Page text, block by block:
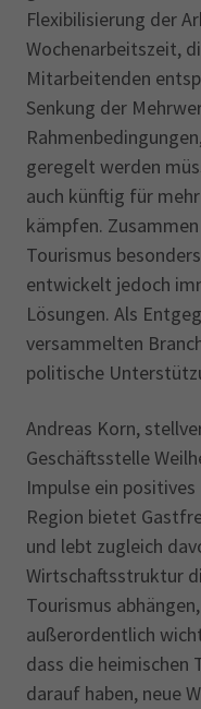
Flexibilisierung der
Wochenarbeitszeit,
Mitarbeitenden
Senkung der
geregelt werden
auch künftig für
kämpfen.
Tourismus
entwickelt jedoch
Lösungen. Als
versammelten
politische
Andreas Korn,
Geschäftsstelle
Impulse ein
Region bietet
und lebt zugleich
Wirtschaftsstruktur
Tourismus
außerordentlich
dass die heimischen
darauf haben, neue